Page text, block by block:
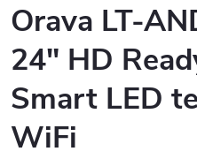
Orava LT-
24" HD
Smart LED
WiFi